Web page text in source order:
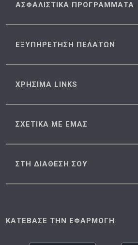
ΑΣΦΑΛΙΣΤΙΚΑ ΠΡΟΓΡΑΜΜΑΤΑ
ΕΞΥΠΗΡΕΤΗΣΗ ΠΕΛΑΤΩΝ
ΧΡΗΣΙΜΑ LINKS
ΣΧΕΤΙΚΑ ΜΕ ΕΜΑΣ
ΣΤΗ ΔΙΑΘΕΣΗ ΣΟΥ
ΚΑΤΕΒΑΣΕ ΤΗΝ ΕΦΑΡΜΟΓΗ